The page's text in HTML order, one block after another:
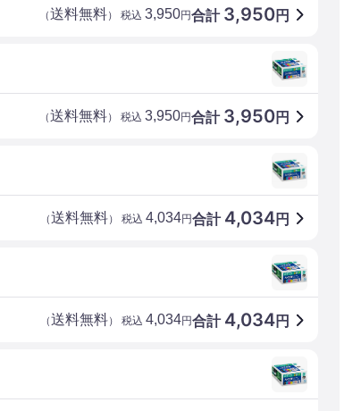
合計 3,950円
（送料無料） 税込 3,950円
合計 3,950円
（送料無料） 税込 3,950円
合計 4,034円
（送料無料） 税込 4,034円
合計 4,034円
（送料無料） 税込 4,034円